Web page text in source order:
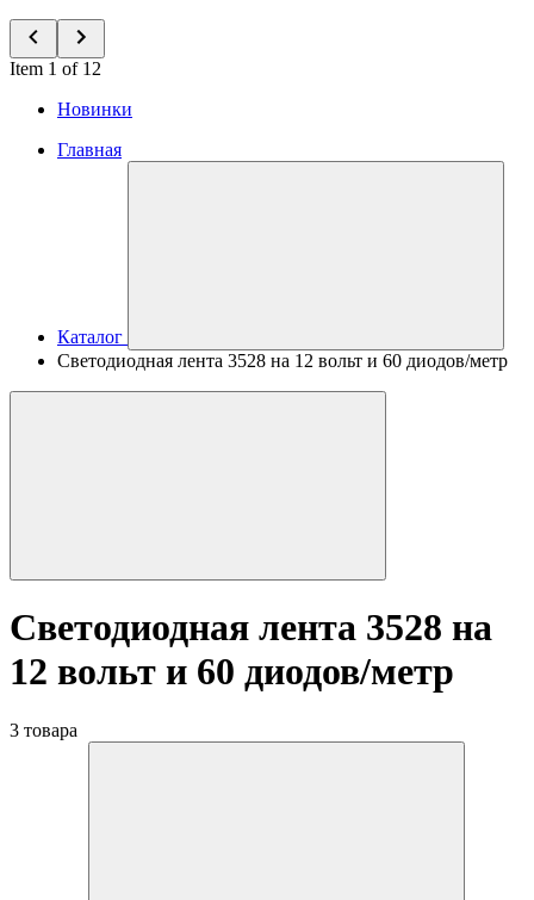
Item 1 of 12
Новинки
Главная
Каталог
Светодиодная лента 3528 на 12 вольт и 60 диодов/метр
Светодиодная лента 3528 на
12 вольт и 60 диодов/метр
3 товара